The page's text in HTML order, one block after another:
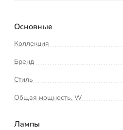
Основные
Коллекция
Бренд
Стиль
Общая мощность, W
Лампы